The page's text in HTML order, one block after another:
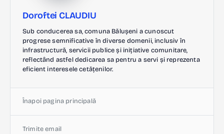
Doroftei CLAUDIU
Sub conducerea sa, comuna Bălușeni a cunoscut
progrese semnificative în diverse domenii, inclusiv în
infrastructură, servicii publice și inițiative comunitare,
reflectând astfel dedicarea sa pentru a servi și reprezenta
eficient interesele cetățenilor.
Înapoi pagina principală
Trimite email